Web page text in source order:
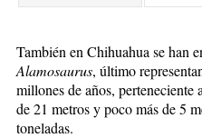
También en Chihuahua se han
Alamosaurus, último
millones de años,
de 21 metros y poco más de 5
toneladas.